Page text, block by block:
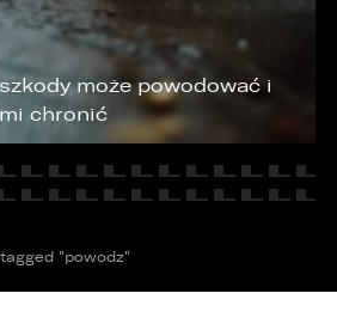
może powodować i
chronić
"powodz"